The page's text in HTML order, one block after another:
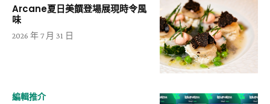
Arcane夏日美饌登場展現時令風
味
2026 年 7 月 31 日
編輯推介